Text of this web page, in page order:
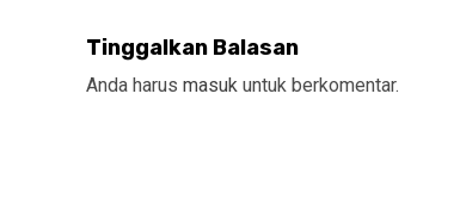
Tinggalkan Balasan
Anda harus masuk untuk berkomentar.